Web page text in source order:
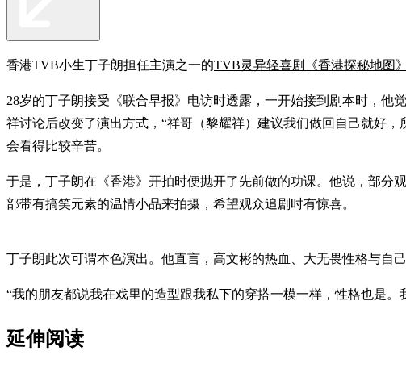
香港TVB小生丁子朗担任主演之一的TVB灵异轻喜剧《香港探秘地图》
28岁的丁子朗接受《联合早报》电访时透露，一开始接到剧本时，
祥讨论后改变了演出方式，“祥哥（黎耀祥）建议我们做回自己就好
会看得比较辛苦。
于是，丁子朗在《香港》开拍时便抛开了先前做的功课。他说，部分
部带有搞笑元素的温情小品来拍摄，希望观众追剧时有惊喜。
丁子朗此次可谓本色演出。他直言，高文彬的热血、大无畏性格与自
“我的朋友都说我在戏里的造型跟我私下的穿搭一模一样，性格也是。
延伸阅读